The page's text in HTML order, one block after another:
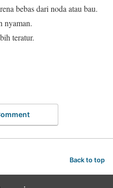
bebas dari noda atau bau.
nyaman.
teratur.
Back to top